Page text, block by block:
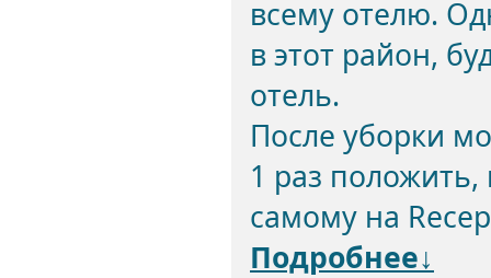
всему отелю.
в этот район,
отель.
После уборки
1 раз положить,
самому на
Подробнее↓